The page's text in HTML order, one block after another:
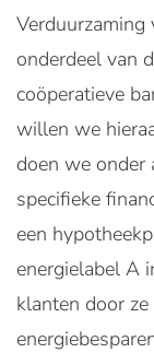
onderdeel van
coöperatieve
willen we
doen we onder
specifieke
een
energielabel A
klanten door